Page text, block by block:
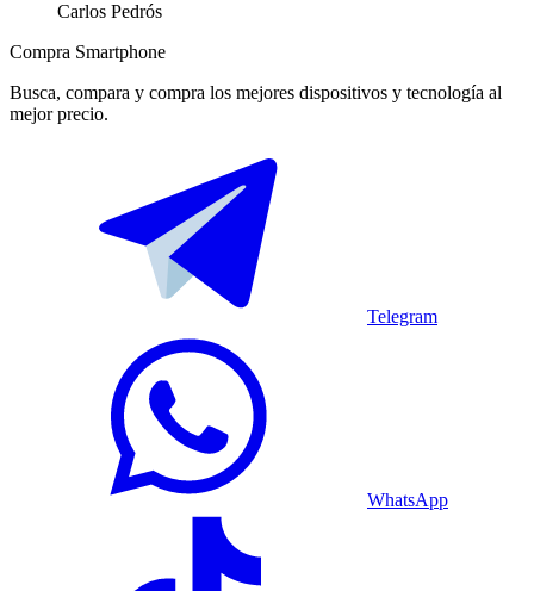
Carlos Pedrós
Compra Smartphone
Busca, compara y compra los mejores dispositivos y tecnología al
mejor precio.
Telegram
WhatsApp